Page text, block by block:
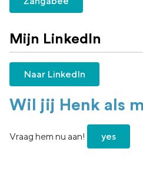
Mijn LinkedIn
Naar LinkedIn
Wil jij Henk als
Vraag hem nu aan! yes